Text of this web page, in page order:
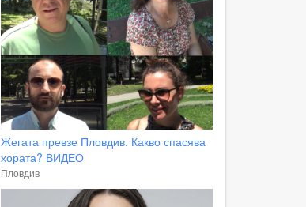
Жегата превзе Пловдив. Какво спасява
хората? ВИДЕО
Пловдив